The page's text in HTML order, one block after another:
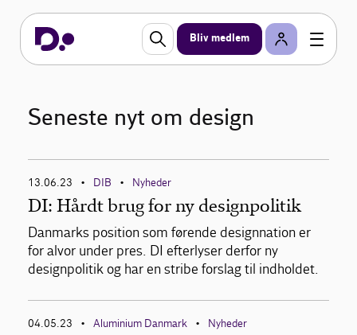
Bliv medlem
Seneste nyt om design
13.06.23 • DIB • Nyheder
DI: Hårdt brug for ny designpolitik
Danmarks position som førende designnation er
for alvor under pres. DI efterlyser derfor ny
designpolitik og har en stribe forslag til indholdet.
04.05.23 • Aluminium Danmark • Nyheder